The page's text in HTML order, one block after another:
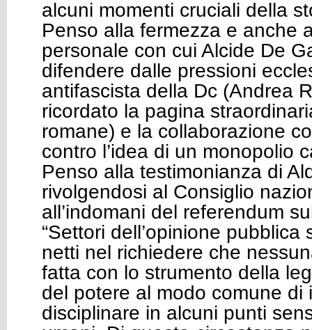
alcuni momenti cruciali della
Penso alla fermezza e anche
personale con cui Alcide De
difendere dalle pressioni
antifascista della Dc (Andrea
ricordato la pagina
romane) e la collaborazione
contro l’idea di un monopolio
Penso alla testimonianza di
rivolgendosi al Consiglio
all’indomani del referendum
“Settori dell’opinione
netti nel richiedere che
fatta con lo strumento della
del potere al modo comune di
disciplinare in alcuni punti